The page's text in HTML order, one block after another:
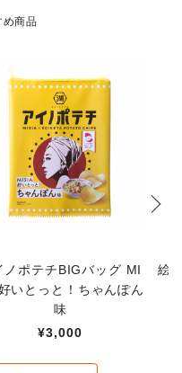
め商品
ノポテチBIGバッグ MI
いとっと！ちゃんぽん
味
¥3,000
絵